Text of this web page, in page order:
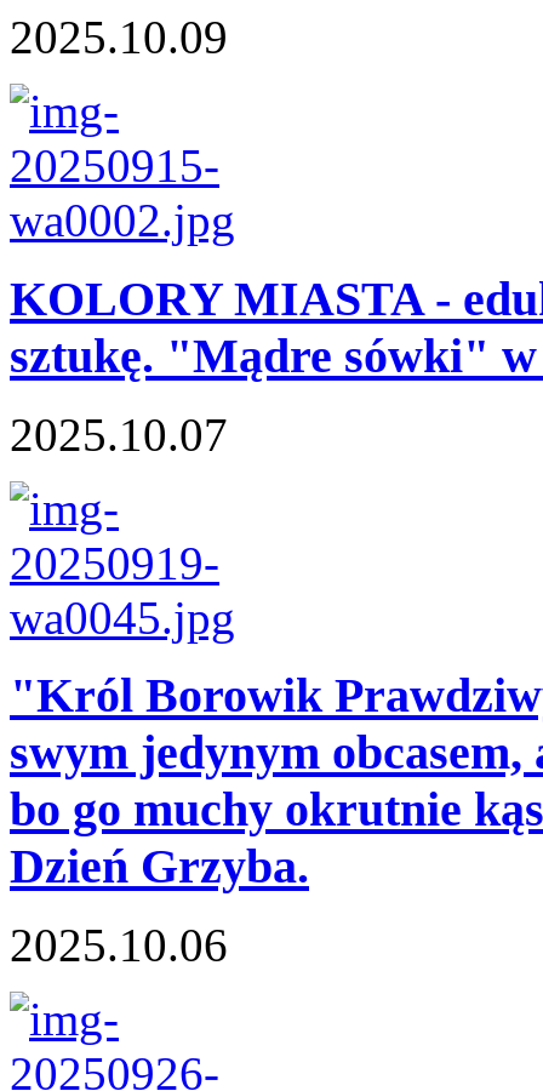
2025.10.09
KOLORY MIASTA -
sztukę. "Mądre sówki"
2025.10.07
"Król Borowik
swym jedynym obcasem,
bo go muchy okrutnie
Dzień Grzyba.
2025.10.06